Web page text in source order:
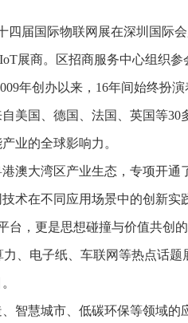
四届国际物联网展在深圳国际
展商。区招商服务中心组织
年创办以来，16年间始终扮
美国、德国、法国、英国等
业的全球影响力。
澳大湾区产业生态，专项开
术在不同应用场景中的创新实
台，更是思想碰撞与价值共创
、电子纸、车联网等热点话
智慧城市、低碳环保等领域